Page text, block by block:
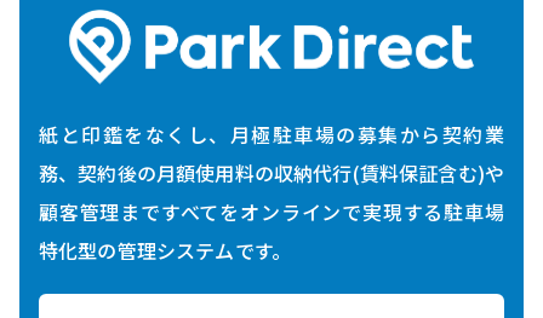
紙と印鑑をなくし、月極駐車場の募集から契約業
務、契約後の月額使用料の収納代行(賃料保証含む)や
顧客管理まですべてをオンラインで実現する駐車場
特化型の管理システムです。